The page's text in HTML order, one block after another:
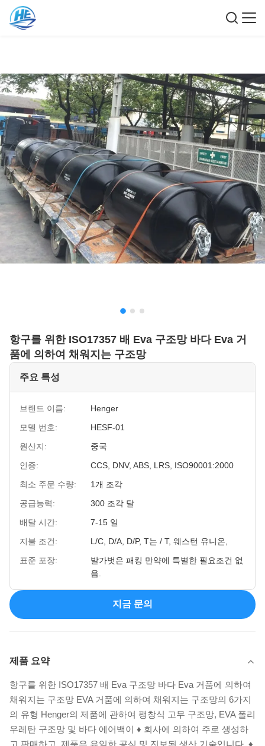
항구를 위한 ISO17357 배 Eva 구조망 바다 Eva 거
품에 의하여 채워지는 구조망
주요 특성
브랜드 이름:
Henger
모델 번호:
HESF-01
원산지:
중국
인증:
CCS, DNV, ABS, LRS, ISO90001:2000
최소 주문 수량:
1개 조각
공급능력:
300 조각 달
배달 시간:
7-15 일
지불 조건:
L/C, D/A, D/P, T는 / T, 웨스턴 유니온,
표준 포장:
발가벗은 패킹 만약에 특별한 필요조건 없
음.
지금 문의
제품 요약
항구를 위한 ISO17357 배 Eva 구조망 바다 Eva 거품에 의하여
채워지는 구조망 EVA 거품에 의하여 채워지는 구조망의 6가지
의 유형 Henger의 제품에 관하여 팽창식 고무 구조망, EVA 폴리
우레탄 구조망 및 바다 에어백이 ♦ 회사에 의하여 주로 생성하
고 판매하고, 제품은 유일한 공식 및 진보된 생산 기술입니다. ♦